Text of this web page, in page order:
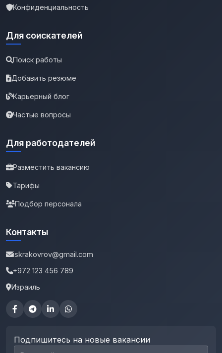
Конфиденциальность
Для соискателей
Поиск работы
Добавить резюме
Карьерный блог
Частые вопросы
Для работодателей
Разместить вакансию
Тарифы
Подбор персонала
Контакты
iskrakovrov@gmail.com
+972 123 456 789
Израиль
Подпишитесь на новые вакансии